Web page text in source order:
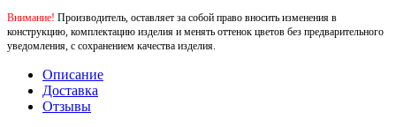
Внимание! Производитель, оставляет за собой право вносить изменения в
конструкцию, комплектацию изделия и менять оттенок цветов без предварительного
уведомления, с сохранением качества изделия.
Описание
Доставка
Отзывы